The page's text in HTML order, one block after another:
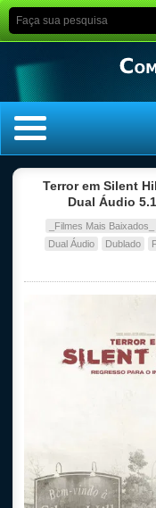
Terror em Silent
Dual Áudio
_Filmes Mais Baixados_
Dual Áudio
Dublado